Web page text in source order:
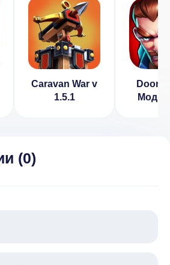
Caravan War v
1.5.1
Doom
Мод
(0)